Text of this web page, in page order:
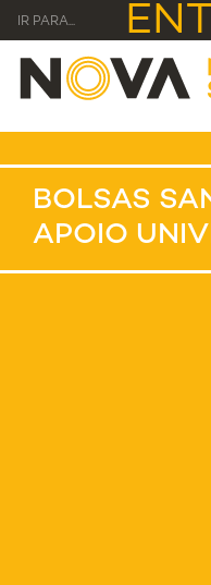
IR PARA...
BOLSAS
APOIO